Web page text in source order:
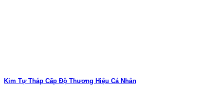
Kim Tự Tháp Cấp Độ Thương Hiệu Cá Nhân